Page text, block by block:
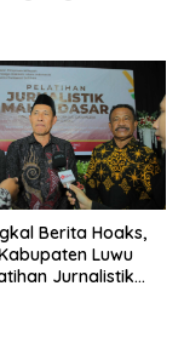
Berita Hoaks,
Luwu
Jurnalistik